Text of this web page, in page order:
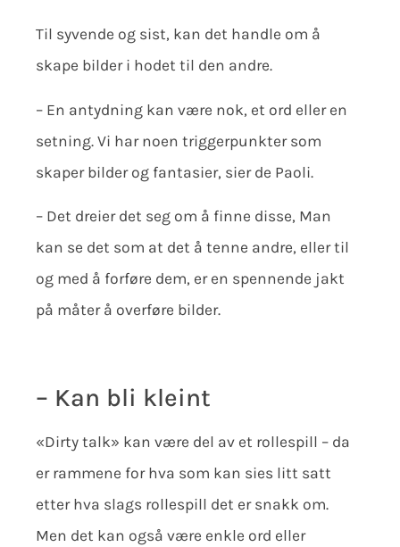
Til syvende og sist, kan det handle om å
skape bilder i hodet til den andre.
– En antydning kan være nok, et ord eller en
setning. Vi har noen triggerpunkter som
skaper bilder og fantasier, sier de Paoli.
– Det dreier det seg om å finne disse, Man
kan se det som at det å tenne andre, eller til
og med å forføre dem, er en spennende jakt
på måter å overføre bilder.
– Kan bli kleint
«Dirty talk» kan være del av et rollespill – da
er rammene for hva som kan sies litt satt
etter hva slags rollespill det er snakk om.
Men det kan også være enkle ord eller